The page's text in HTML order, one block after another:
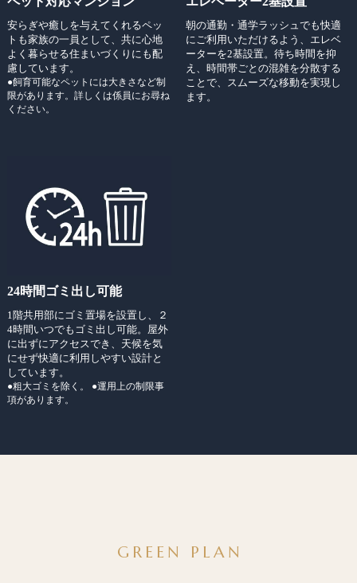
安らぎや癒しを与えてくれるペッ
トも家族の一員として、共に心地
よく暮らせる住まいづくりにも配
慮しています。
●飼育可能なペットには大きさなど制
限があります。詳しくは係員にお尋ね
ください。
朝の通勤・通学ラッシュでも快適
にご利用いただけるよう、エレベ
ーターを2基設置。待ち時間を抑
え、時間帯ごとの混雑を分散する
ことで、スムーズな移動を実現し
ます。
24時間ゴミ出し可能
1階共用部にゴミ置場を設置し、２
4時間いつでもゴミ出し可能。屋外
に出ずにアクセスでき、天候を気
にせず快適に利用しやすい設計と
しています。
●粗大ゴミを除く。 ●運用上の制限事
項があります。
GREEN PLAN